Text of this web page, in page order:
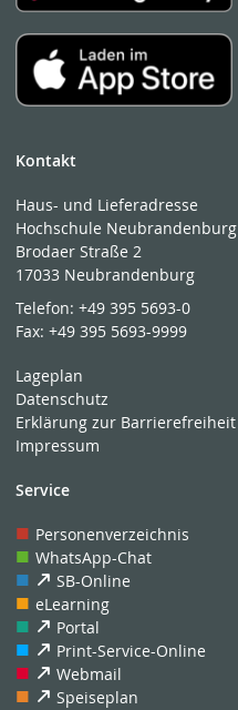
Kontakt
Haus- und Lieferadresse
Hochschule Neubrandenburg
Brodaer Straße 2
17033 Neubrandenburg
Telefon:+49 395 5693-0
Fax:+49 395 5693-9999
Lageplan
Datenschutz
Erklärung zur Barrierefreiheit
Impressum
Service
Personenverzeichnis
WhatsApp-Chat
SB-Online
eLearning
Portal
Print-Service-Online
Webmail
Speiseplan